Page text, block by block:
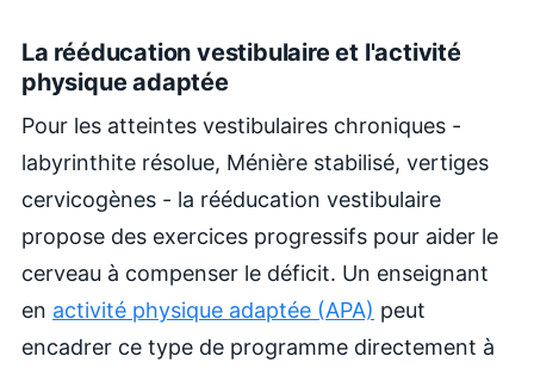
La rééducation vestibulaire et l'activité
physique adaptée
Pour les atteintes vestibulaires chroniques -
labyrinthite résolue, Ménière stabilisé, vertiges
cervicogènes - la rééducation vestibulaire
propose des exercices progressifs pour aider le
cerveau à compenser le déficit. Un enseignant
en activité physique adaptée (APA) peut
encadrer ce type de programme directement à